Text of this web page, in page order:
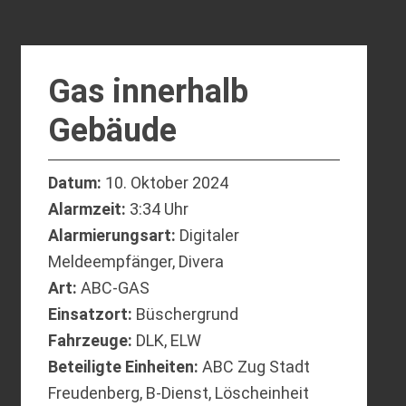
Gas innerhalb
Gebäude
Datum: 10. Oktober 2024
Alarmzeit: 3:34 Uhr
Alarmierungsart: Digitaler
Meldeempfänger, Divera
Art: ABC-GAS
Einsatzort: Büschergrund
Fahrzeuge: DLK, ELW
Beteiligte Einheiten: ABC Zug Stadt
Freudenberg, B-Dienst, Löscheinheit